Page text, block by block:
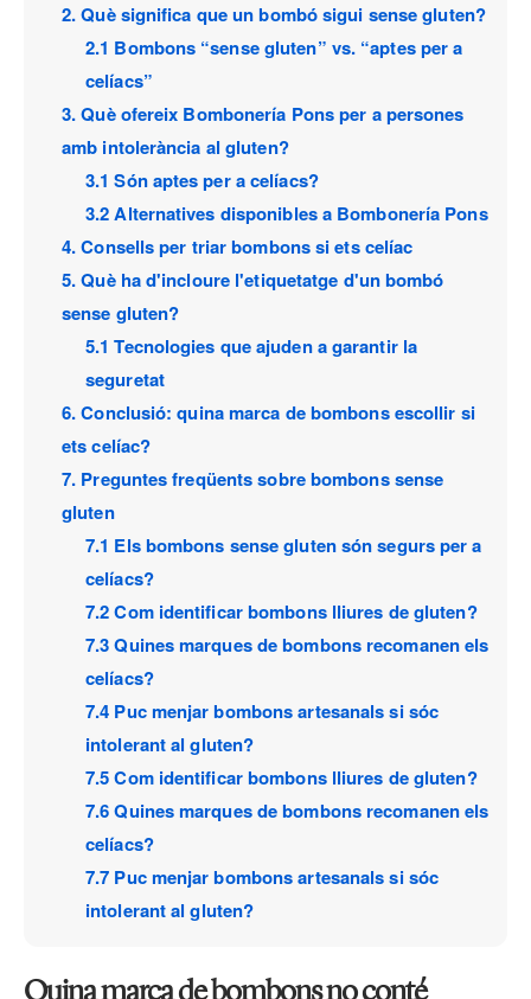
2. Què significa que un bombó sigui sense gluten?
2.1 Bombons “sense gluten” vs. “aptes per a
celíacs”
3. Què ofereix Bombonería Pons per a persones
amb intolerància al gluten?
3.1 Són aptes per a celíacs?
3.2 Alternatives disponibles a Bombonería Pons
4. Consells per triar bombons si ets celíac
5. Què ha d'incloure l'etiquetatge d'un bombó
sense gluten?
5.1 Tecnologies que ajuden a garantir la
seguretat
6. Conclusió: quina marca de bombons escollir si
ets celíac?
7. Preguntes freqüents sobre bombons sense
gluten
7.1 Els bombons sense gluten són segurs per a
celíacs?
7.2 Com identificar bombons lliures de gluten?
7.3 Quines marques de bombons recomanen els
celíacs?
7.4 Puc menjar bombons artesanals si sóc
intolerant al gluten?
7.5 Com identificar bombons lliures de gluten?
7.6 Quines marques de bombons recomanen els
celíacs?
7.7 Puc menjar bombons artesanals si sóc
intolerant al gluten?
Quina marca de bombons no conté